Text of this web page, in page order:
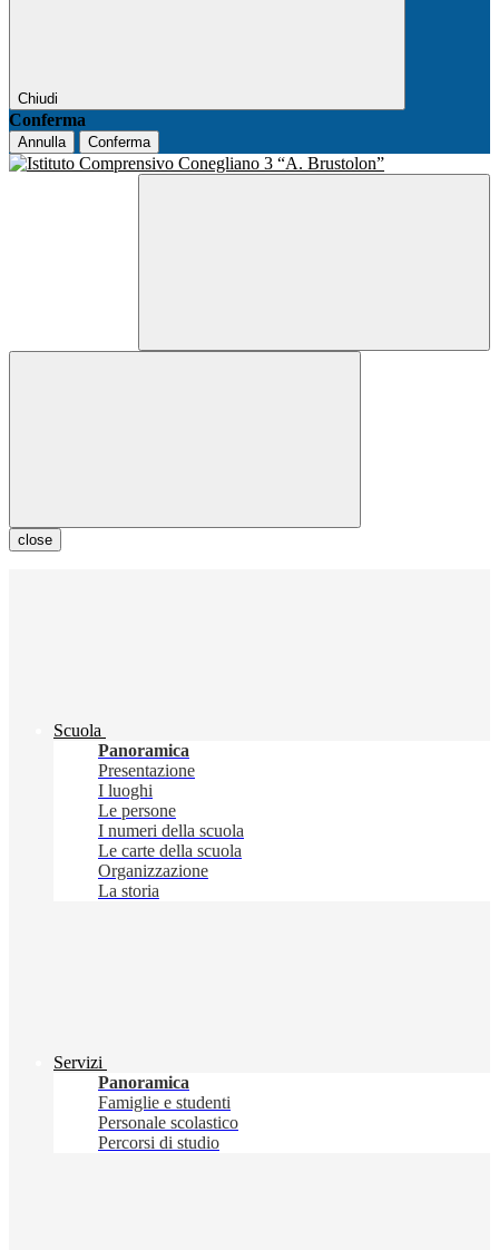
Chiudi
Conferma
Annulla Conferma
close
Scuola
Panoramica
Presentazione
I luoghi
Le persone
I numeri della scuola
Le carte della scuola
Organizzazione
La storia
Servizi
Panoramica
Famiglie e studenti
Personale scolastico
Percorsi di studio